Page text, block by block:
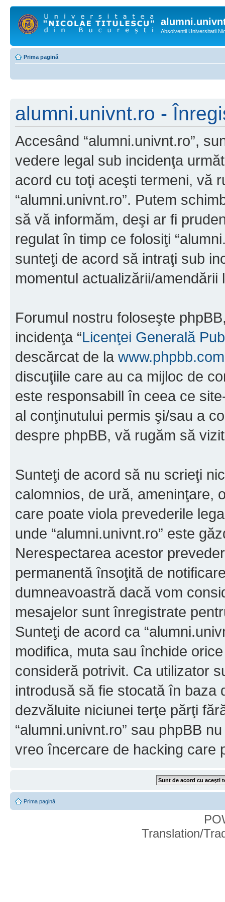
Absolventii Universitatii
Prima pagină
alumni.univnt.ro -
Accesând “alumni.univnt.ro”,
vedere legal sub incidenţa
acord cu toţi aceşti termeni, vă
“alumni.univnt.ro”. Putem
să vă informăm, deşi ar fi
regulat în timp ce folosiţi
sunteţi de acord să intraţi sub
momentul actualizării/amendării
Forumul nostru foloseşte
incidenţa “Licenţei Generală
descărcat de la www.phpbb.com
discuţiile care au ca mijloc de
este responsabill în ceea ce
al conţinutului permis şi/sau a
despre phpBB, vă rugăm să
Sunteţi de acord să nu scrieţi
calomnios, de ură, ameninţare,
care poate viola prevederile
unde “alumni.univnt.ro” este
Nerespectarea acestor
permanentă însoţită de
dumneavoastră dacă vom
mesajelor sunt înregistrate
Sunteţi de acord ca
modifica, muta sau închide
consideră potrivit. Ca utilizator
introdusă să fie stocată în baza
dezvăluite niciunei terţe părţi
“alumni.univnt.ro” sau phpBB
vreo încercare de hacking care
Prima pagină
Translation/